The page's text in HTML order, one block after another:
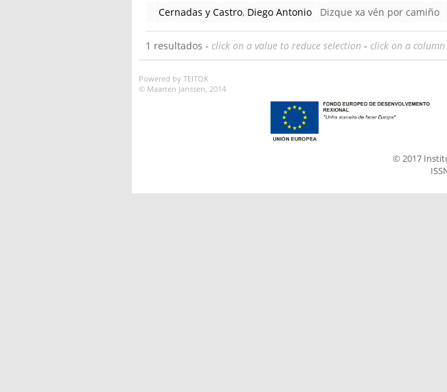
Cernadas y Castro, Diego Antonio Dizque xa vén por camiño
1 resultados - click on a value to reduce selection - click on a
Powered by TEITOK
© Maarten Janssen, 2014
© 2017